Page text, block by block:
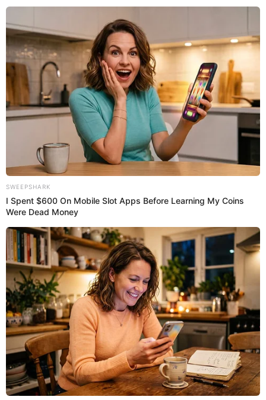
"Declaro infundado el pedido de prisión preventiva que ha
solicita el Ministerio Público en contra de [...] Alfredo
Benavides Gastello[...] Se impone una medida de
comparecencia bajo las siguientes reglas. Comparecer
cada 30 días al registro de control biométrico la cual se
realizará provisionalmente por medio del control virtual,
penal del procesado [...]", se escucha al inicio de la
resolución.
Alfredo Benavides conoció la decisión del Poder Judicial tras vínculos
con red de lavado de activos.